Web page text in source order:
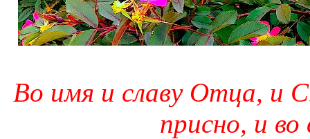
Во имя и славу Отца, и
присно, и во